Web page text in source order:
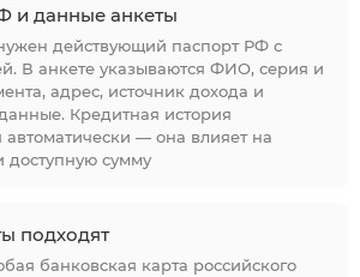
и данные анкеты
действующий паспорт РФ с
В анкете указываются ФИО, серия и
адрес, источник дохода и
Кредитная история
автоматически — она влияет на
доступную сумму
подходят
банковская карта российского